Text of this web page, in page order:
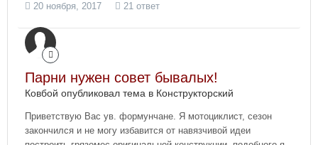
20 ноября, 2017 21 ответ
Парни нужен совет бывалых!
Ковбой опубликовал тема в Конструкторский
Приветствую Вас ув. формунчане. Я мотоциклист, сезон
закончился и не могу избавится от навязчивой идеи